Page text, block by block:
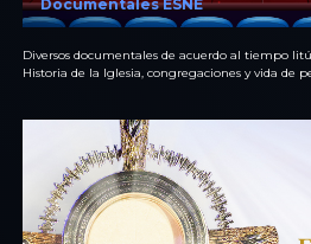
Documentales ESNE
Diversos documentales de acuerdo al tiempo
Historia de la Iglesia, congregaciones y vida de